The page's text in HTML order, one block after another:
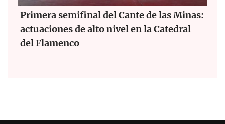
Primera semifinal del Cante de las Minas:
actuaciones de alto nivel en la Catedral
del Flamenco